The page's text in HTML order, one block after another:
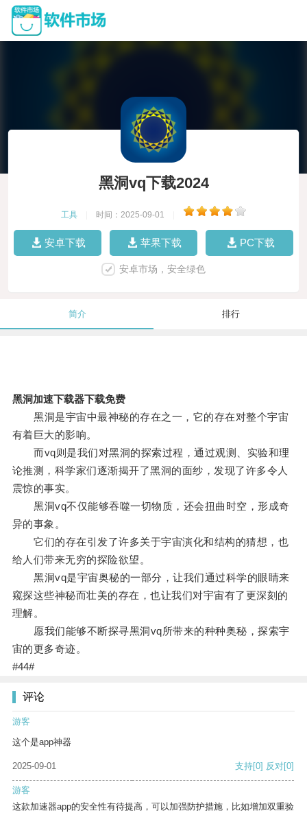
黑洞vq下载2024
工具 时间：2025-09-01
安卓下载 苹果下载 PC下载
安卓市场，安全绿色
简介 排行
黑洞加速下载器下载免费
黑洞是宇宙中最神秘的存在之一，它的存在对整个宇宙
有着巨大的影响。
而vq则是我们对黑洞的探索过程，通过观测、实验和理
论推测，科学家们逐渐揭开了黑洞的面纱，发现了许多令人
震惊的事实。
黑洞vq不仅能够吞噬一切物质，还会扭曲时空，形成奇
异的事象。
它们的存在引发了许多关于宇宙演化和结构的猜想，也
给人们带来无穷的探险欲望。
黑洞vq是宇宙奥秘的一部分，让我们通过科学的眼睛来
窥探这些神秘而壮美的存在，也让我们对宇宙有了更深刻的
理解。
愿我们能够不断探寻黑洞vq所带来的种种奥秘，探索宇
宙的更多奇迹。
#44#
评论
游客
这个是app神器
2025-09-01 支持[0] 反对[0]
游客
这款加速器app的安全性有待提高，可以加强防护措施，比如增加双重验